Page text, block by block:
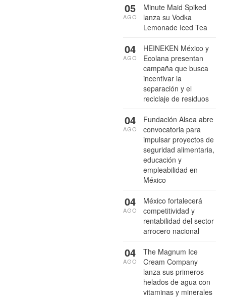
Minute Maid Spiked
lanza su Vodka
Lemonade Iced Tea
05
AGO
HEINEKEN México y
Ecolana presentan
campaña que busca
incentivar la
separación y el
reciclaje de residuos
04
AGO
Fundación Alsea abre
convocatoria para
impulsar proyectos de
seguridad alimentaria,
educación y
empleabilidad en
México
04
AGO
México fortalecerá
competitividad y
rentabilidad del sector
arrocero nacional
04
AGO
The Magnum Ice
Cream Company
lanza sus primeros
helados de agua con
vitaminas y minerales
04
AGO